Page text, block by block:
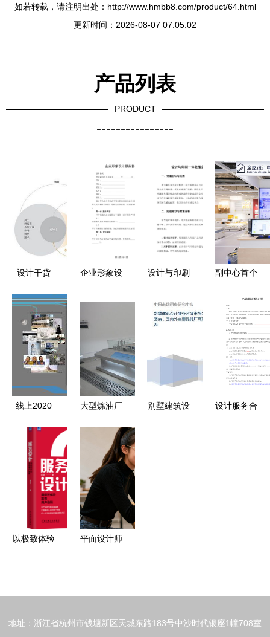
如若转载，请注明出处：http://www.hmbb8.com/product/64.html
更新时间：2026-08-07 07:05:02
产品列表
PRODUCT
----------------
设计干货
计需要注意
的五个关键
点
企业形象设
设计与印刷
方案 从创
意到成品的
副中心首个
日迎客 打
造个性化家
居体验的一
对一设计服
务
线上2020
产品与设计
服务新范式
大型炼油厂
艺沙盘模型
设计服务解
别墅建筑设
设计服务合
以极致体验
平面设计师
来新图景
地址：浙江省杭州市钱塘新区天城东路183号中沙时代银座1幢708室